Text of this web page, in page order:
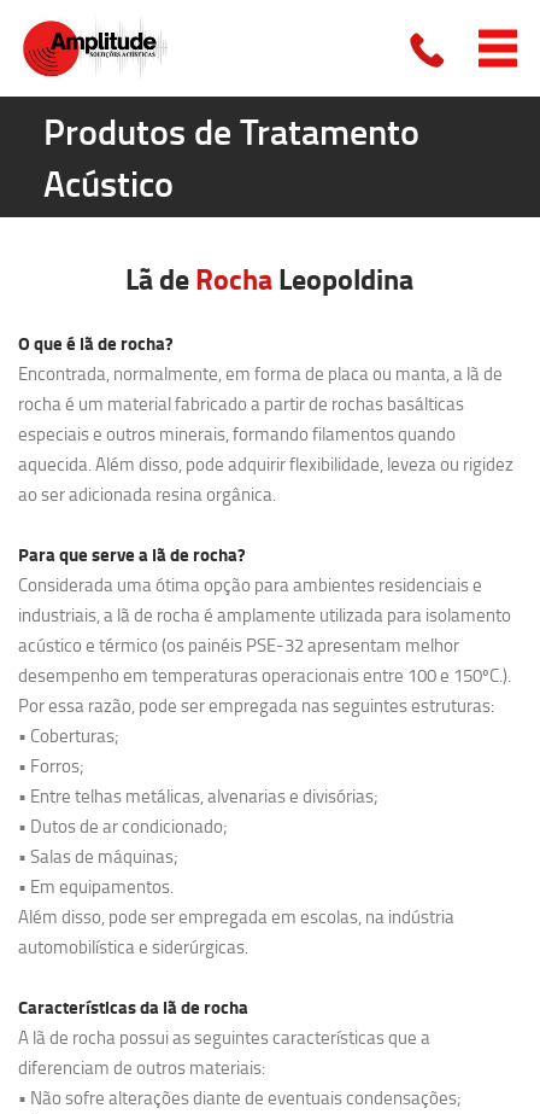
Produtos de Tratamento
Acústico
Lã deRochaLeopoldina
O que é lã de rocha?
Encontrada, normalmente, em forma de placa ou manta, a lã de
rocha é um material fabricado a partir de rochas basálticas
especiais e outros minerais, formando filamentos quando
aquecida. Além disso, pode adquirir flexibilidade, leveza ou rigidez
ao ser adicionada resina orgânica.
Para que serve a lã de rocha?
Considerada uma ótima opção para ambientes residenciais e
industriais, a lã de rocha é amplamente utilizada para isolamento
acústico e térmico (os painéis PSE-32 apresentam melhor
desempenho em temperaturas operacionais entre 100 e 150ºC.).
Por essa razão, pode ser empregada nas seguintes estruturas:
• Coberturas;
• Forros;
• Entre telhas metálicas, alvenarias e divisórias;
• Dutos de ar condicionado;
• Salas de máquinas;
• Em equipamentos.
Além disso, pode ser empregada em escolas, na indústria
automobilística e siderúrgicas.
Características da lã de rocha
A lã de rocha possui as seguintes características que a
diferenciam de outros materiais:
• Não sofre alterações diante de eventuais condensações;